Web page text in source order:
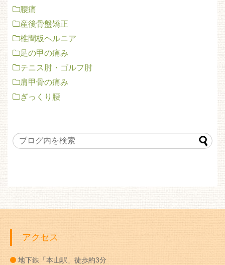
腰痛
産後骨盤矯正
椎間板ヘルニア
足の甲の痛み
テニス肘・ゴルフ肘
肩甲骨の痛み
ぎっくり腰
アクセス
地下鉄「本山駅」徒歩約3分